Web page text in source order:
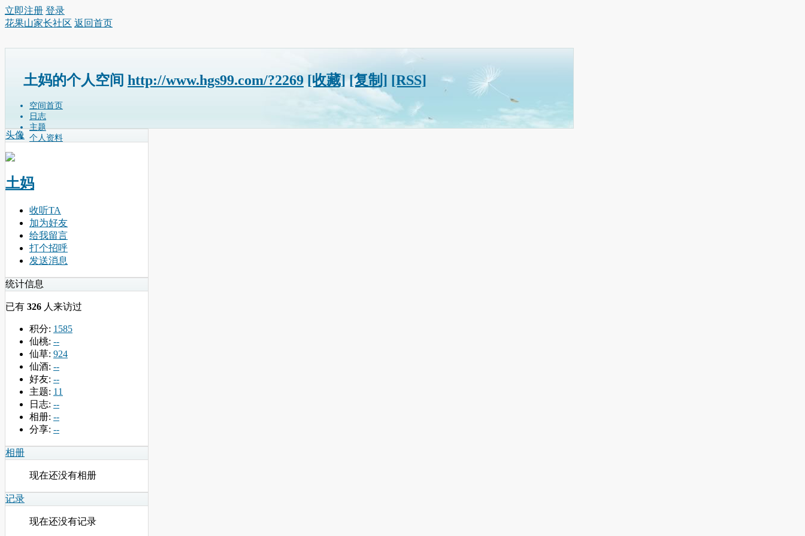
立即注册 登录
花果山家长社区 返回首页
土妈的个人空间 http://www.hgs99.com/?2269 [收藏] [复制] [RSS]
空间首页
日志
主题
个人资料
头像
土妈
收听TA
加为好友
给我留言
打个招呼
发送消息
统计信息
已有 326 人来访过
积分: 1585
仙桃: --
仙草: 924
仙酒: --
好友: --
主题: 11
日志: --
相册: --
分享: --
相册
现在还没有相册
记录
现在还没有记录